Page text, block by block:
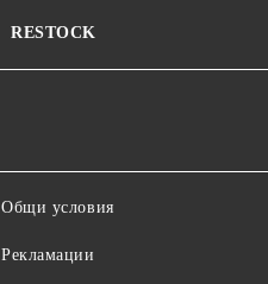
RESTOCK
Общи условия
Рекламации